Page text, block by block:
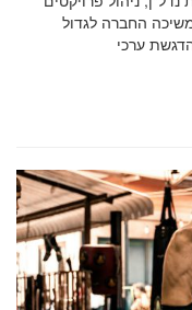
ומימון עסקאות מורכבות. ב-2026 ממשיכה החברה לגדול